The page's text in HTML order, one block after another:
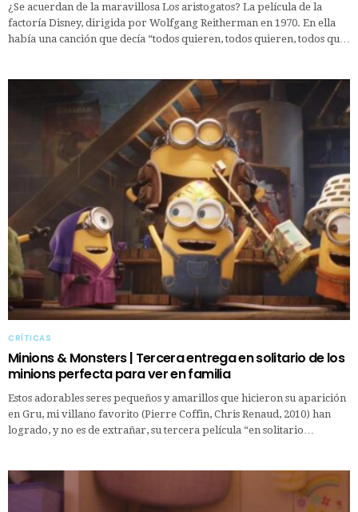
¿Se acuerdan de la maravillosa Los aristogatos? La película de la
factoría Disney, dirigida por Wolfgang Reitherman en 1970. En ella
había una canción que decía “todos quieren, todos quieren, todos qu…
CRÍTICAS
Minions & Monsters | Tercera entrega en solitario de los
minions perfecta para ver en familia
Estos adorables seres pequeños y amarillos que hicieron su aparición
en Gru, mi villano favorito (Pierre Coffin, Chris Renaud, 2010) han
logrado, y no es de extrañar, su tercera película “en solitario…